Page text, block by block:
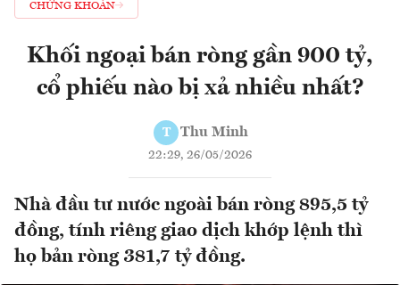
CHỨNG KHOÁN
Khối ngoại bán ròng gần 900 tỷ,
cổ phiếu nào bị xả nhiều nhất?
T Thu Minh
22:29, 26/05/2026
Nhà đầu tư nước ngoài bán ròng 895,5 tỷ
đồng, tính riêng giao dịch khớp lệnh thì
họ bản ròng 381,7 tỷ đồng.